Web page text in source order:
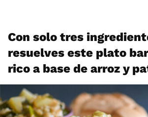
Con solo tres
resuelves este plato
rico a base de arroz y